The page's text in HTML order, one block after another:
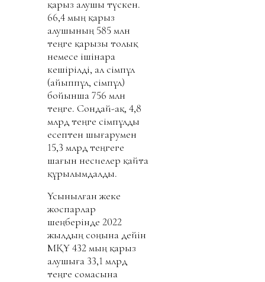
қарыз алушы түскен.
66,4 мың қарыз
алушының 585 млн
теңге қарызы толық
немесе ішінара
кешірілді, ал өсімпұл
(айыппұл, өсімпұл)
бойынша 756 млн
теңге. Сондай-ақ, 4,8
млрд теңге өсімпұлды
есептен шығарумен
15,3 млрд теңгеге
шағын несиелер қайта
құрылымдалды.
Ұсынылған жеке
жоспарлар
шеңберінде 2022
жылдың соңына дейін
МҚҰ 432 мың қарыз
алушыға 33,1 млрд
теңге сомасына